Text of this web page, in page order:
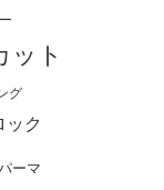
ット
グ
ック
ーマ